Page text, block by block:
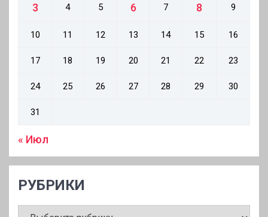
3 4 5 6 7 8 9
10 11 12 13 14 15 16
17 18 19 20 21 22 23
24 25 26 27 28 29 30
31
« Июл
РУБРИКИ